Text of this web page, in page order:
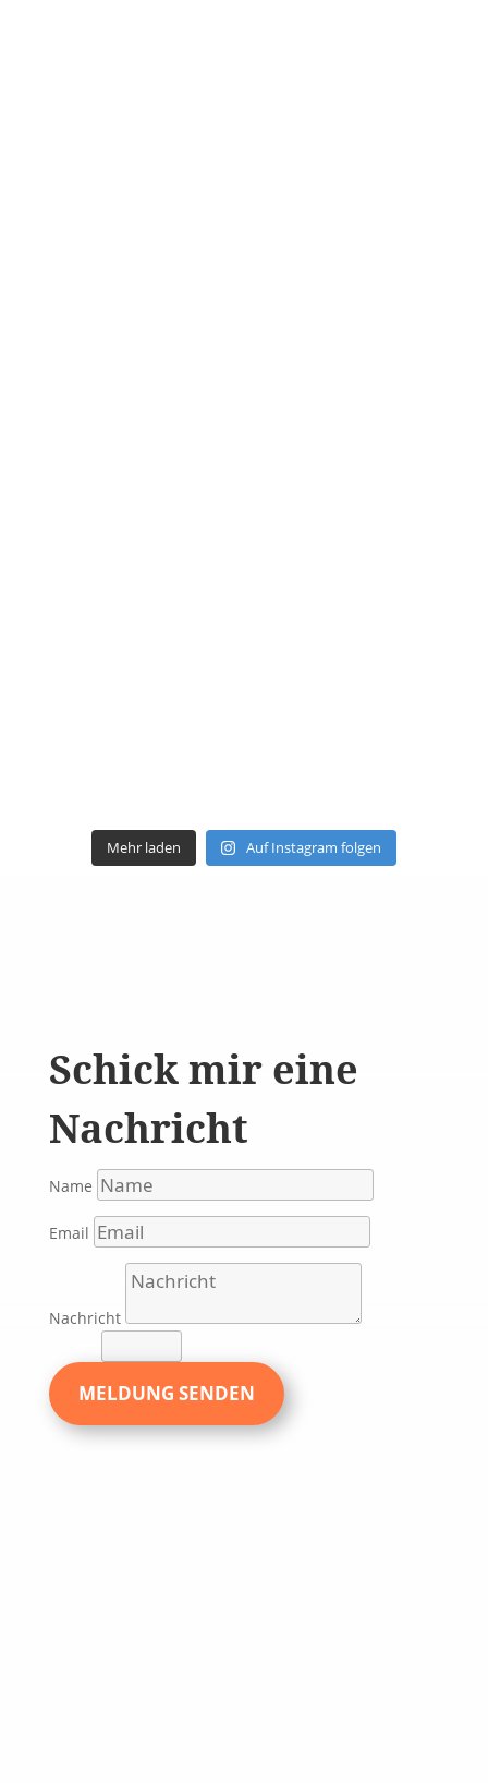
Mehr laden Auf Instagram folgen
Schick mir eine
Nachricht
Name
Email
Nachricht
MELDUNG SENDEN